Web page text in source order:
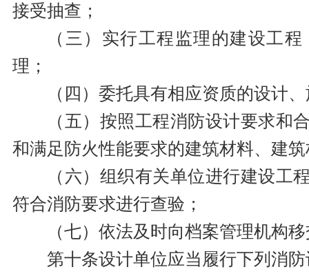
接受抽查；
（三）实行工程监理的建设工
理；
（四）委托具有相应资质的设计
（五）按照工程消防设计要求和
和满足防火性能要求的建筑材料、建
（六）组织有关单位进行建设工
符合消防要求进行查验；
（七）依法及时向档案管理机构
第十条设计单位应当履行下列消